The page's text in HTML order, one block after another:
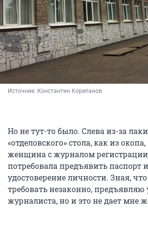
Источник: Константин Корепанов
Но не тут-то было. Слева из-за
«отделовского» стола, как из
женщина с журналом регистрации
потребовала предъявить паспорт
удостоверение личности. Зная,
требовать незаконно, предъявляю
журналиста, но и это не дает мне